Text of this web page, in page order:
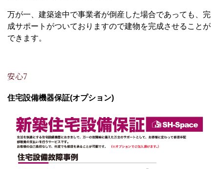
万が一、建築途中で事業者が倒産した場合であっても、完
成サポートがついておりますので建物を完成させることが
できます。
安心7
住宅設備機器保証(オプション)